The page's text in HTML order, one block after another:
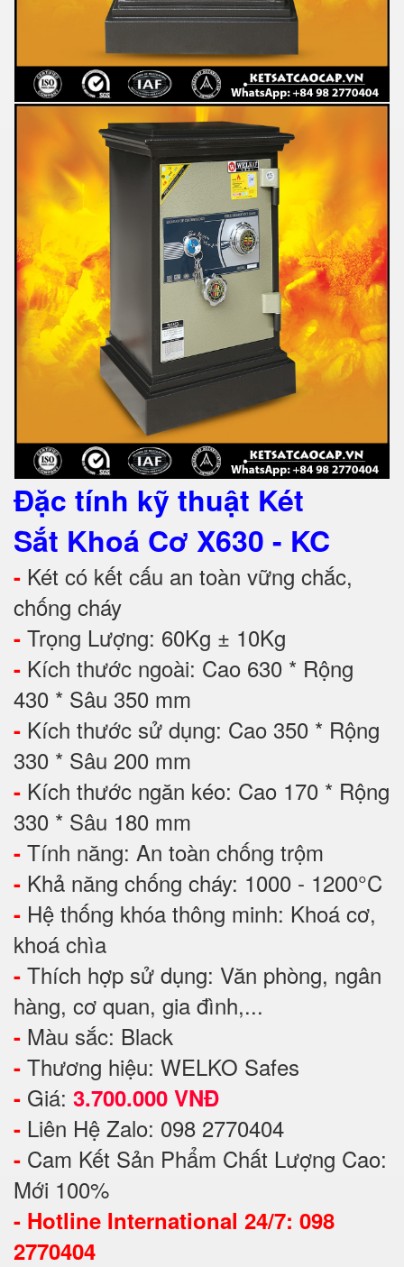
Đặc tính kỹ thuật Két
Sắt Khoá Cơ X630 - KC
- Két có kết cấu an toàn vững chắc,
chống cháy
- Trọng Lượng: 60Kg ± 10Kg
- Kích thước ngoài: Cao 630 * Rộng
430 * Sâu 350 mm
- Kích thước sử dụng: Cao 350 * Rộng
330 * Sâu 200 mm
- Kích thước ngăn kéo: Cao 170 * Rộng
330 * Sâu 180 mm
- Tính năng: An toàn chống trộm
- Khả năng chống cháy: 1000 - 1200°C
- Hệ thống khóa thông minh: Khoá cơ,
khoá chìa
- Thích hợp sử dụng: Văn phòng, ngân
hàng, cơ quan, gia đình,...
- Màu sắc: Black
- Thương hiệu: WELKO Safes
- Giá: 3.700.000 VNĐ
- Liên Hệ Zalo: 098 2770404
- Cam Kết Sản Phẩm Chất Lượng Cao:
Mới 100%
- Hotline International 24/7: 098
2770404